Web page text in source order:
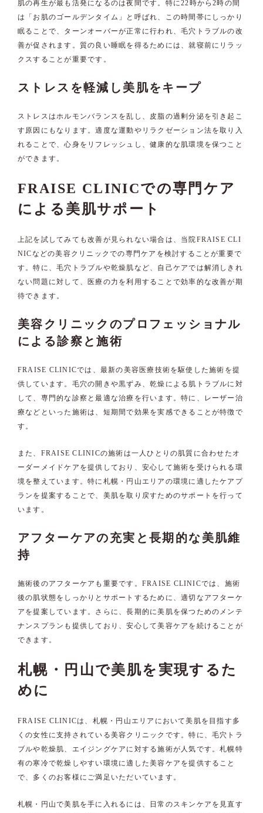
肌の再生が最も活発になるのは夜間です。特に22時から2時の間
は「お肌のゴールデンタイム」と呼ばれ、この時間帯にしっかり
眠ることで、ターンオーバーが正常に行われ、毛穴トラブルの改
善が促されます。質の良い睡眠を得るためには、就寝前にリラッ
クスすることが重要です。
ストレスを軽減し美肌をキープ
ストレスはホルモンバランスを乱し、皮脂の過剰分泌を引き起こ
す原因にもなります。適度な運動やリラクゼーション法を取り入
れることで、心身をリフレッシュし、健康的な肌環境を保つこと
ができます。
FRAISE CLINICでの専門ケア
による美肌サポート
上記を試してみても改善が見られない場合は、当院FRAISE CLI
NICなどの美容クリニックでの専門ケアを検討することが重要で
す。特に、毛穴トラブルや乾燥肌など、自己ケアでは解消しきれ
ない問題に対して、医療の力を利用することで効率的な改善が期
待できます。
美容クリニックのプロフェッショナル
による診察と施術
FRAISE CLINICでは、最新の美容医療技術を駆使した施術を提
供しています。毛穴の開きや黒ずみ、乾燥による肌トラブルに対
して、専門的な診察と最適な治療を行います。特に、レーザー治
療などといった施術は、短期間で効果を実感できることが特徴で
す。
また、FRAISE CLINICの施術は一人ひとりの肌質に合わせたオ
ーダーメイドケアを提供しており、安心して施術を受けられる環
境を整えています。特に札幌・円山エリアの環境に適したケアプ
ランを提案することで、美肌を取り戻すためのサポートを行って
います。
アフターケアの充実と長期的な美肌維
持
施術後のアフターケアも重要です。FRAISE CLINICでは、施術
後の肌状態をしっかりとサポートするために、適切なアフターケ
アを提案しています。さらに、長期的に美肌を保つためのメンテ
ナンスプランも提供しており、安心して美容ケアを続けることが
できます。
札幌・円山で美肌を実現するた
めに
FRAISE CLINICは、札幌・円山エリアにおいて美肌を目指す多
くの女性に支持されている美容クリニックです。特に、毛穴トラ
ブルや乾燥肌、エイジングケアに対する施術が人気です。札幌特
有の寒冷で乾燥しやすい環境に適した美容ケアを提供すること
で、多くのお客様にご満足いただいています。
札幌・円山で美肌を手に入れるには、日常のスキンケアを見直す